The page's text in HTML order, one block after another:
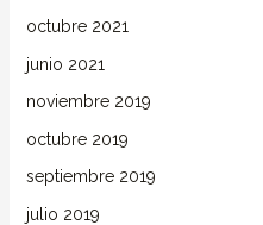
octubre 2021
junio 2021
noviembre 2019
octubre 2019
septiembre 2019
julio 2019